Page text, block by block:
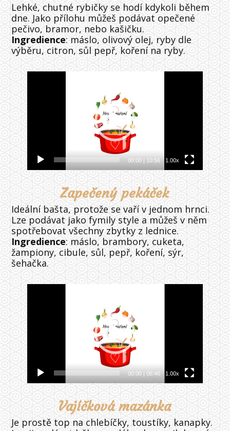
Lehké, chutné rybičky se hodí kdykoli během
dne. Jako přílohu můžeš podávat opečené
pečivo, bramor, nebo kašičku.
Ingredience: máslo, olivový olej, ryby dle
výběru, citron, sůl pepř, koření na ryby.
00:00 10:56 1.00x
Zapečený pekáček
Ideální bašta, protože se vaří v jednom hrnci.
Lze podávat jako fymily style a můžeš v něm
spotřebovat všechny zbytky z lednice.
Ingredience: máslo, brambory, cuketa,
žampiony, cibule, sůl, pepř, koření, sýr,
šehačka.
00:00 | 08:46 1.00x
Vajíčková mazánka
Je prostě top na chlebíčky, toustíky, kanapky.